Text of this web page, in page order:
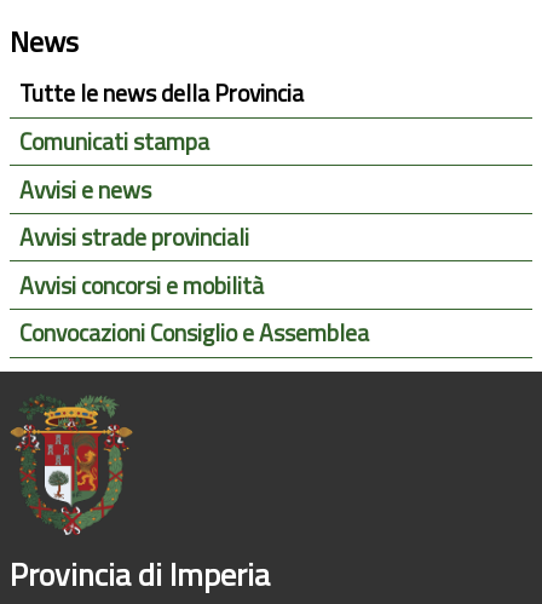
News
Tutte le news della Provincia
Comunicati stampa
Avvisi e news
Avvisi strade provinciali
Avvisi concorsi e mobilità
Convocazioni Consiglio e Assemblea
Provincia di Imperia